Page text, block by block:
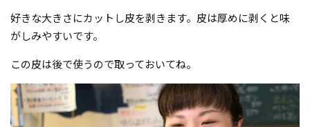
好きな大きさにカットし皮を剥きます。皮は厚めに剥くと味
がしみやすいです。
この皮は後で使うので取っておいてね。